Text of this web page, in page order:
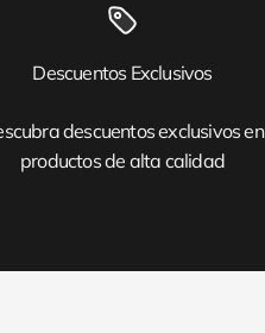
Descuentos Exclusivos
descuentos exclusivos en
productos de alta calidad